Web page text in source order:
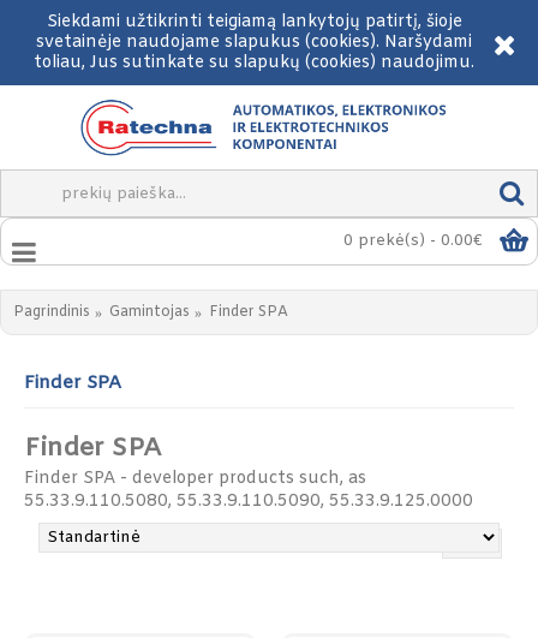
Siekdami užtikrinti teigiamą lankytojų patirtį, šioje
svetainėje naudojame slapukus (cookies). Naršydami
toliau, Jus sutinkate su slapukų (cookies) naudojimu.
0 prekė(s) - 0.00€
Pagrindinis Gamintojas Finder SPA
Finder SPA
Finder SPA
Finder SPA - developer products such, as
55.33.9.110.5080, 55.33.9.110.5090, 55.33.9.125.0000